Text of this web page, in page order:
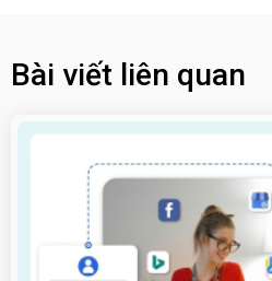
Bài viết liên quan